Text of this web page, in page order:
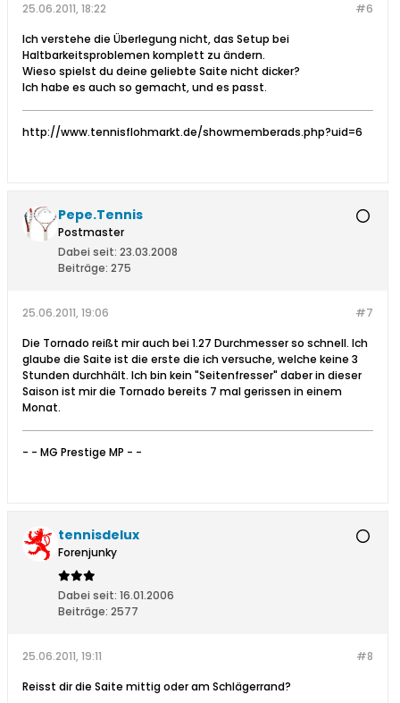
#6
25.06.2011, 18:22
Ich verstehe die Überlegung nicht, das Setup bei
Haltbarkeitsproblemen komplett zu ändern.
Wieso spielst du deine geliebte Saite nicht dicker?
Ich habe es auch so gemacht, und es passt.
http://www.tennisflohmarkt.de/showmemberads.php?uid=6
Pepe.Tennis
Postmaster
Dabei seit: 23.03.2008
Beiträge: 275
#7
25.06.2011, 19:06
Die Tornado reißt mir auch bei 1.27 Durchmesser so schnell. Ich
glaube die Saite ist die erste die ich versuche, welche keine 3
Stunden durchhält. Ich bin kein "Seitenfresser" daber in dieser
Saison ist mir die Tornado bereits 7 mal gerissen in einem
Monat.
- - MG Prestige MP - -
tennisdelux
Forenjunky
Dabei seit: 16.01.2006
Beiträge: 2577
#8
25.06.2011, 19:11
Reisst dir die Saite mittig oder am Schlägerrand?